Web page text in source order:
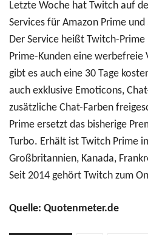
Letzte Woche hat Twitch auf
Services für Amazon Prime
Der Service heißt Twitch-
Prime-Kunden eine werbefreie
gibt es auch eine 30 Tage
auch exklusive Emoticons,
zusätzliche Chat-Farben
Prime ersetzt das bisherige
Turbo. Erhält ist Twitch Prime
Großbritannien, Kanada,
Seit 2014 gehört Twitch zum
Quelle: Quotenmeter.de